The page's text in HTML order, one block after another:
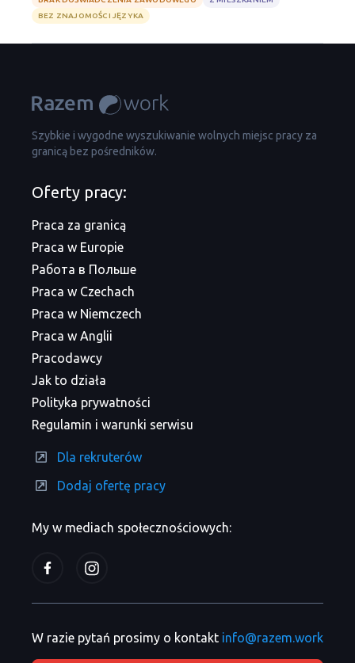
BEZ ZNAJOMOŚCI JĘZYKA
Szybkie i wygodne wyszukiwanie wolnych miejsc pracy za
granicą bez pośredników.
My w mediach społecznościowych:
Oferty pracy:
Praca za granicą
Praca w Europie
Работа в Польше
Praca w Czechach
Praca w Niemczech
Praca w Anglii
Pracodawcy
Jak to działa
Polityka prywatności
Regulamin i warunki serwisu
Dla rekruterów
Dodaj ofertę pracy
W razie pytań prosimy o kontakt info@razem.work